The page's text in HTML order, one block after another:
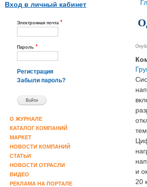
Вход в личный кабинет
Электронная почта *
Пароль *
Регистрация
Забыли пароль?
О ЖУРНАЛЕ
КАТАЛОГ КОМПАНИЙ
МАРКЕТ
НОВОСТИ КОМПАНИЙ
СТАТЬИ
НОВОСТИ ОТРАСЛИ
ВИДЕО
РЕКЛАМА НА ПОРТАЛЕ
и
20